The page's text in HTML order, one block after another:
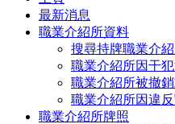
最新消息
職業介紹所資料
搜尋持牌職業介
職業介紹所因干
職業介紹所被撤
職業介紹所因違
職業介紹所牌照